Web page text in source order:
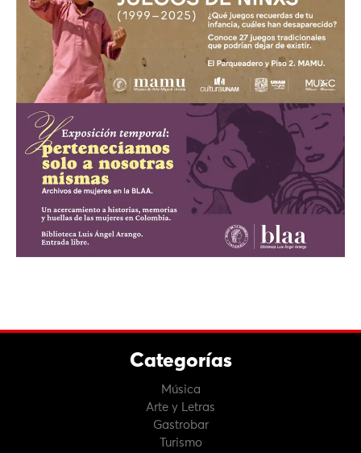
Categorías
Música
Arte y Letras
Gastrobar
Turismo